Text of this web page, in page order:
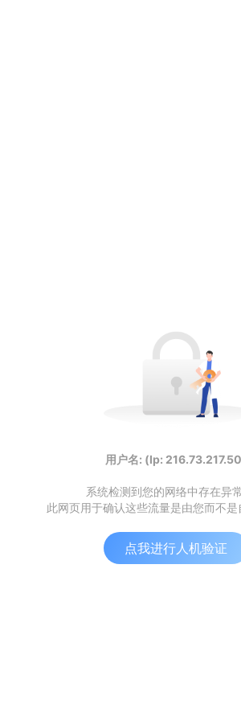
用户名: (Ip:
系统检测到您的网络中存在异
此网页用于确认这些流量是由您而不
点我进行人机验证